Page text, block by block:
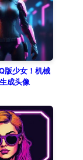
版少女！机械
成头像